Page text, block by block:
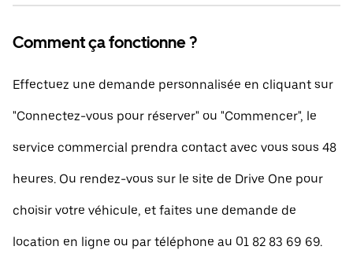
Comment ça fonctionne ?
Effectuez une demande personnalisée en cliquant sur
"Connectez-vous pour réserver" ou "Commencer", le
service commercial prendra contact avec vous sous 48
heures. Ou rendez-vous sur le site de Drive One pour
choisir votre véhicule, et faites une demande de
location en ligne ou par téléphone au 01 82 83 69 69.